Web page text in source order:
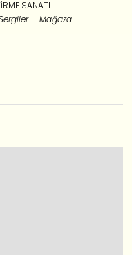
SANATI
Mağaza